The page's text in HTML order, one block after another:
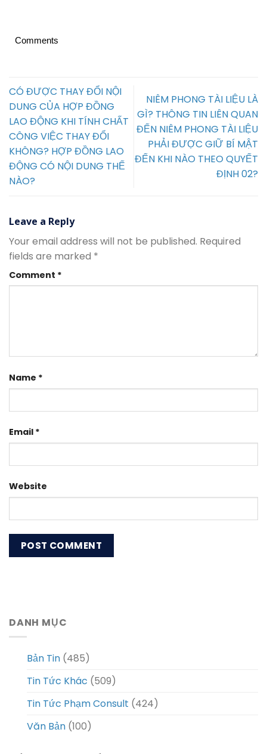
Comments
CÓ ĐƯỢC THAY ĐỔI NỘI
DUNG CỦA HỢP ĐỒNG
LAO ĐỘNG KHI TÍNH CHẤT
CÔNG VIỆC THAY ĐỔI
KHÔNG? HỢP ĐỒNG LAO
ĐỘNG CÓ NỘI DUNG THẾ
NÀO?
NIÊM PHONG TÀI LIỆU LÀ
GÌ? THÔNG TIN LIÊN QUAN
ĐẾN NIÊM PHONG TÀI LIỆU
PHẢI ĐƯỢC GIỮ BÍ MẬT
ĐẾN KHI NÀO THEO QUYẾT
ĐỊNH 02?
Leave a Reply
Your email address will not be published. Required
fields are marked *
Comment *
Name *
Email *
Website
DANH MỤC
Bản Tin (485)
Tin Tức Khác (509)
Tin Tức Phạm Consult (424)
Văn Bản (100)